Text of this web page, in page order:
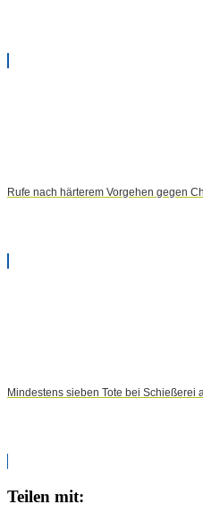
Rufe nach härterem Vorgehen gegen
Mindestens sieben Tote bei Schießerei
Teilen mit: